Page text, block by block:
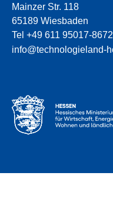
Mainzer Str. 118
65189 Wiesbaden
Tel +49 611 95017-8672
info@technologieland-